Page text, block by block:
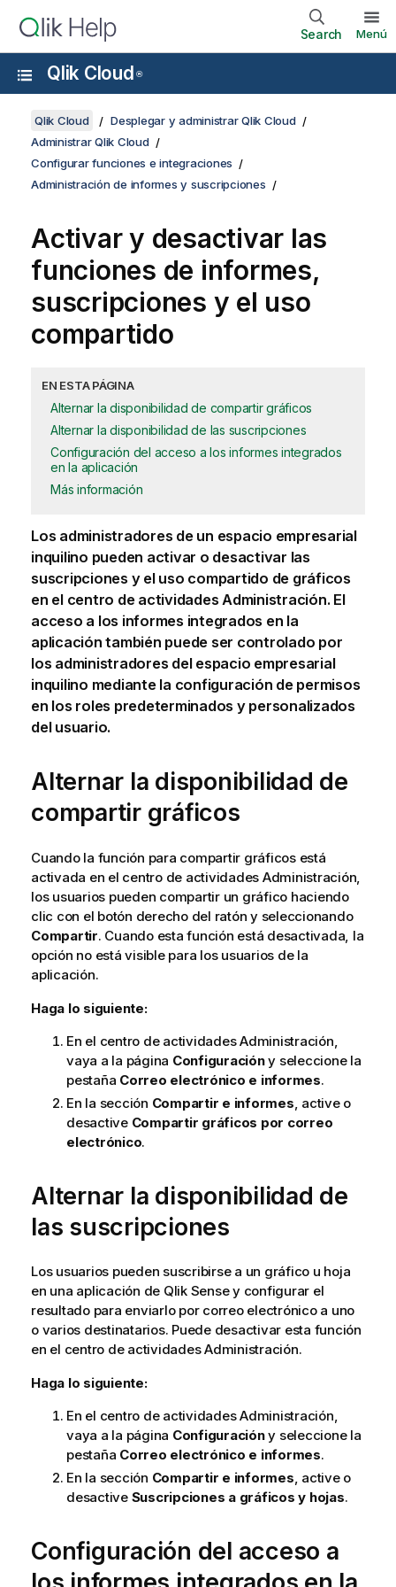
Search Menú
Qlik Cloud ®
Qlik Cloud
Desplegar y administrar Qlik Cloud
Administrar Qlik Cloud
Configurar funciones e integraciones
Administración de informes y suscripciones
Activar y desactivar las
funciones de informes,
suscripciones y el uso
compartido
EN ESTA PÁGINA
Alternar la disponibilidad de compartir gráficos
Alternar la disponibilidad de las suscripciones
Configuración del acceso a los informes integrados
en la aplicación
Más información
Los administradores de un espacio empresarial
inquilino pueden activar o desactivar las
suscripciones y el uso compartido de gráficos
en el centro de actividades Administración. El
acceso a los informes integrados en la
aplicación también puede ser controlado por
los administradores del espacio empresarial
inquilino mediante la configuración de permisos
en los roles predeterminados y personalizados
del usuario.
Alternar la disponibilidad de
compartir gráficos
Cuando la función para compartir gráficos está
activada en el centro de actividades Administración
los usuarios pueden compartir un gráfico haciendo
clic con el botón derecho del ratón y seleccionando
Compartir. Cuando esta función está desactivada, la
opción no está visible para los usuarios de la
aplicación.
Haga lo siguiente:
En el centro de actividadesAdministración
vaya a la página Configuracióny seleccione la
pestaña Correo electrónico e informes.
En la sección Compartir e informes , active o
desactive Compartir gráficos por correo
electrónico.
Alternar la disponibilidad de
las suscripciones
Los usuarios pueden suscribirse a un gráfico u hoja
en una aplicación de Qlik Sensey configurar el
resultado para enviarlo por correo electrónico a uno
o varios destinatarios. Puede desactivar esta función
en el centro de actividadesAdministración.
Haga lo siguiente:
En el centro de actividadesAdministración,
vaya a la página Configuracióny seleccione la
pestaña Correo electrónico e informes.
En la sección Compartir e informes, active o
desactive Suscripciones a gráficos y hojas.
Configuración del acceso a